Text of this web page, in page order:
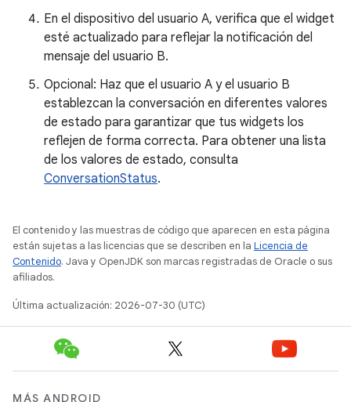
En el dispositivo del usuario A, verifica que el widget
esté actualizado para reflejar la notificación del
mensaje del usuario B.
Opcional: Haz que el usuario A y el usuario B
establezcan la conversación en diferentes valores
de estado para garantizar que tus widgets los
reflejen de forma correcta. Para obtener una lista
de los valores de estado, consulta
ConversationStatus.
El contenido y las muestras de código que aparecen en esta página
están sujetas a las licencias que se describen en la Licencia de
Contenido. Java y OpenJDK son marcas registradas de Oracle o sus
afiliados.
Última actualización: 2026-07-30 (UTC)
MÁS ANDROID